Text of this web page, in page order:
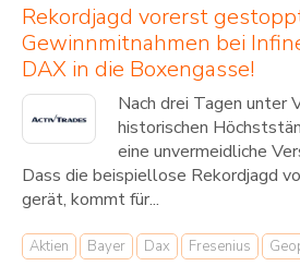
Rekordjagd vorerst
Gewinnmitnahmen bei
DAX in die Boxengasse!
Nach drei Tagen unter
historischen
eine unvermeidliche
Dass die beispiellose Rekordjagd
gerät, kommt für...
Aktien Bayer Dax Fresenius